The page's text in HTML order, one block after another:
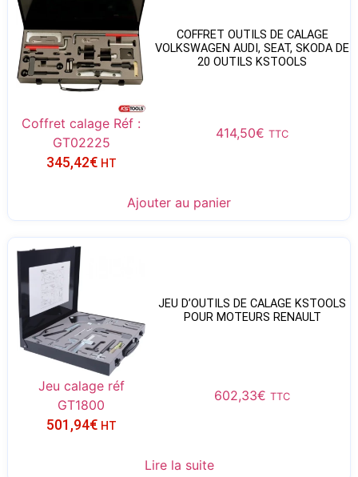
COFFRET OUTILS DE CALAGE
VOLKSWAGEN AUDI, SEAT, SKODA DE
20 OUTILS KSTOOLS
Coffret calage Réf :
GT02225
414,50€ TTC
345,42€ HT
Ajouter au panier
JEU D’OUTILS DE CALAGE KSTOOLS
POUR MOTEURS RENAULT
Jeu calage réf
GT1800
602,33€ TTC
501,94€ HT
Lire la suite